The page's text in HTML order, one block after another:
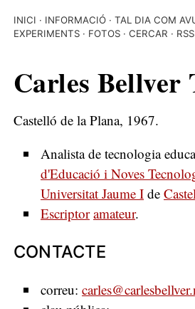
INICI INFORMACIÓ TAL DIA COM
EXPERIMENTS
FOTOS CERCAR RSS
Carles Bellver
Castelló de la Plana, 1967.
Analista de tecnologia
d'Educació i Noves
Universitat Jaume Ide
Escriptor amateur.
CONTACTE
correu: